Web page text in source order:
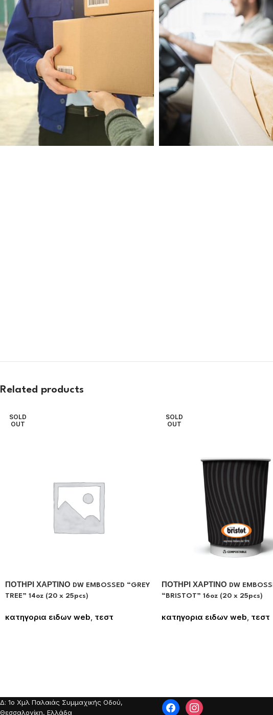
Related products
SOLD
OUT
ΠΟΤΗΡΙ ΧΑΡΤΙΝΟ DW EMBOSSED “GREY
TREE” 14oz (20 x 25pcs)
κατηγορια ειδων web, τεστ
SOLD
OUT
ΠΟΤΗΡΙ ΧΑΡΤΙΝΟ DW
“BRISTOT” 16oz (20 x 25pcs)
κατηγορια ειδων web, τεστ
Δ: 1o Χμλ Παλαιάς Συμμαχικής Οδού,
Θεσσαλονίκη, Ελλάδα